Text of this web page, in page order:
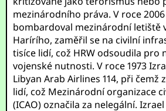
mezinárodního práva. V roce
bombardoval mezinárodní letiště
Harírího, zaměřil se na civilní
tisíce lidí, což HRW odsoudila pro
vojenské nutnosti. V roce 1973
Libyan Arab Airlines 114, při čemž
lidí, což Mezinárodní organizace
(ICAO) označila za nelegální.